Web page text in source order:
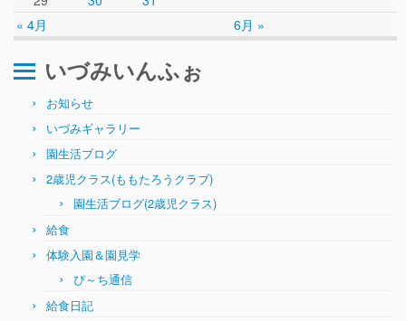
求人情報（園見学/自主実習も対応）
« 4月 6月 »
いづみいんふぉ
お知らせ
いづみギャラリー
園生活ブログ
2歳児クラス(ももたろうクラブ)
園生活ブログ(2歳児クラス)
給食
体験入園＆園見学
ぴ～ち通信
給食日記